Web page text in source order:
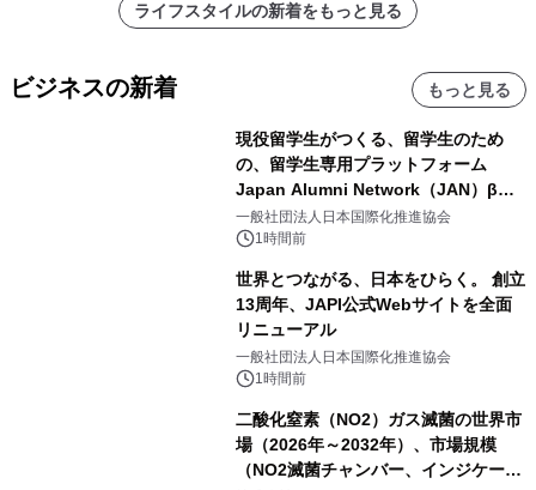
ライフスタイルの新着をもっと見る
ビジネスの新着 もっと見る
現役留学生がつくる、留学生のため
の、留学生専用プラットフォーム
Japan Alumni Network（JAN）β版
をリリース
一般社団法人日本国際化推進協会
1時間前
世界とつながる、日本をひらく。 創立
13周年、JAPI公式Webサイトを全面
リニューアル
一般社団法人日本国際化推進協会
1時間前
二酸化窒素（NO2）ガス滅菌の世界市
場（2026年～2032年）、市場規模
（NO2滅菌チャンバー、インジケータ